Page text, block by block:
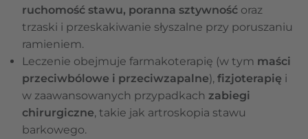
ruchomość stawu, poranna sztywność oraz
trzaski i przeskakiwanie słyszalne przy poruszaniu
ramieniem.
Leczenie obejmuje farmakoterapię (w tym maści
przeciwbólowe i przeciwzapalne), fizjoterapię i
w zaawansowanych przypadkach zabiegi
chirurgiczne, takie jak artroskopia stawu
barkowego.